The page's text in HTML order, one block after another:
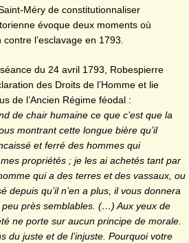
Méry de constitutionnaliser
évoque deux moments où
l’esclavage en 1793.
du 24 avril 1793, Robespierre
des Droits de l’Homme et lie
de l’Ancien Régime féodal :
de chair humaine ce que c’est que la
montrant cette longue bière qu’il
et ferré des hommes qui
propriétés ; je les ai achetés tant par
qui a des terres et des vassaux, ou
depuis qu’il n’en a plus, il vous donnera
près semblables. (…) Aux yeux de
ne porte sur aucun principe de morale.
du juste et de l’injuste. Pourquoi votre